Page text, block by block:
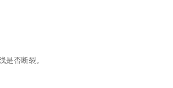
是否断裂。